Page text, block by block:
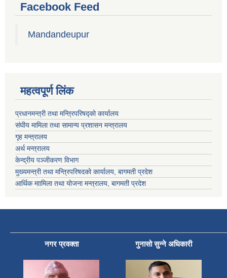
Facebook Feed
Mandandeupur
महत्वपूर्ण लिंक
प्रधानमन्त्री तथा मन्त्रिपरिषद्को कार्यालय
संघीय मामिला तथा सामान्य प्रशासन मन्त्रालय
गृह मन्त्रालय
अर्थ मन्त्रालय
केन्द्रीय पञ्जीकरण विभाग
मुख्यमन्त्री तथा मन्त्रिपरिषदको कार्यालय, बागमती प्रदेश
आर्थिक माामिला तथा योजना मन्त्रालय, बागमती प्रदेश
नगर प्रवक्ता गुनासो सुन्ने अधिकारी